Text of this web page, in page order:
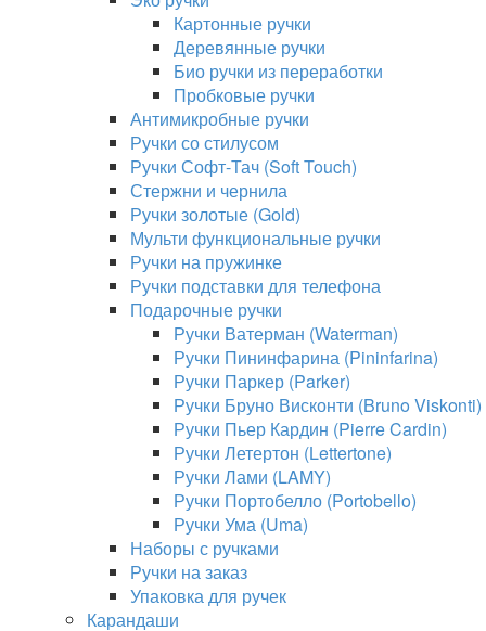
Картонные ручки
Деревянные ручки
Био ручки из переработки
Пробковые ручки
Антимикробные ручки
Ручки со стилусом
Ручки Софт-Тач (Soft Touch)
Стержни и чернила
Ручки золотые (Gold)
Мульти функциональные ручки
Ручки на пружинке
Ручки подставки для телефона
Подарочные ручки
Ручки Ватерман (Waterman)
Ручки Пининфарина (Pininfarina)
Ручки Паркер (Parker)
Ручки Бруно Висконти (Bruno Viskonti)
Ручки Пьер Кардин (Pierre Cardin)
Ручки Летертон (Lettertone)
Ручки Лами (LAMY)
Ручки Портобелло (Portobello)
Ручки Ума (Uma)
Наборы с ручками
Ручки на заказ
Упаковка для ручек
Карандаши